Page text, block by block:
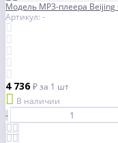
Модель MP3-плеера Beijing
Артикул: -
4 736₽за 1 шт
В наличии
-